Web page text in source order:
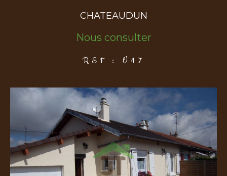
CHATEAUDUN
Nous consulter
REF : V17